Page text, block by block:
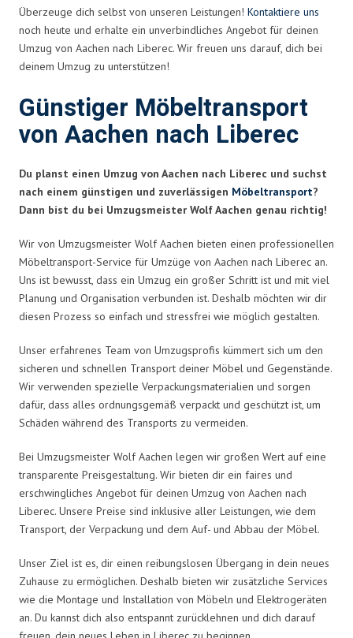
Überzeuge dich selbst von unseren Leistungen! Kontaktiere uns
noch heute und erhalte ein unverbindliches Angebot für deinen
Umzug von Aachen nach Liberec. Wir freuen uns darauf, dich bei
deinem Umzug zu unterstützen!
Günstiger Möbeltransport
von Aachen nach Liberec
Du planst einen Umzug von Aachen nach Liberec und suchst
nach einem günstigen und zuverlässigen Möbeltransport?
Dann bist du bei Umzugsmeister Wolf Aachen genau richtig!
Wir von Umzugsmeister Wolf Aachen bieten einen professionellen
Möbeltransport-Service für Umzüge von Aachen nach Liberec an.
Uns ist bewusst, dass ein Umzug ein großer Schritt ist und mit viel
Planung und Organisation verbunden ist. Deshalb möchten wir dir
diesen Prozess so einfach und stressfrei wie möglich gestalten.
Unser erfahrenes Team von Umzugsprofis kümmert sich um den
sicheren und schnellen Transport deiner Möbel und Gegenstände.
Wir verwenden spezielle Verpackungsmaterialien und sorgen
dafür, dass alles ordnungsgemäß verpackt und geschützt ist, um
Schäden während des Transports zu vermeiden.
Bei Umzugsmeister Wolf Aachen legen wir großen Wert auf eine
transparente Preisgestaltung. Wir bieten dir ein faires und
erschwingliches Angebot für deinen Umzug von Aachen nach
Liberec. Unsere Preise sind inklusive aller Leistungen, wie dem
Transport, der Verpackung und dem Auf- und Abbau der Möbel.
Unser Ziel ist es, dir einen reibungslosen Übergang in dein neues
Zuhause zu ermöglichen. Deshalb bieten wir zusätzliche Services
wie die Montage und Installation von Möbeln und Elektrogeräten
an. Du kannst dich also entspannt zurücklehnen und dich darauf